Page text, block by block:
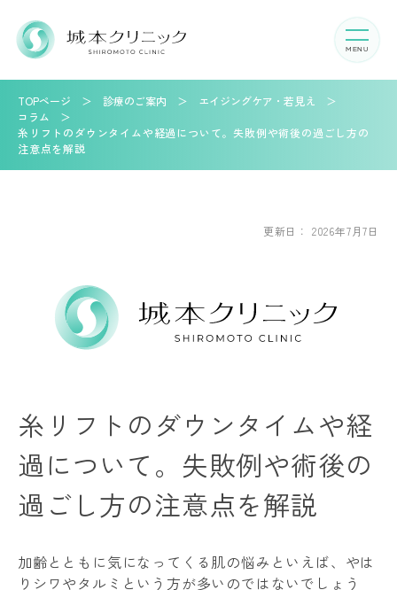
TOPページ 診療のご案内
エイジングケア・若見え
コラム
糸リフトのダウンタイムや経過について。失敗例や術後の過ごし方の
注意点を解説
更新日： 2026年7月7日
糸リフトのダウンタイムや経
過について。失敗例や術後の
過ごし方の注意点を解説
加齢とともに気になってくる肌の悩みといえば、やは
りシワやタルミという方が多いのではないでしょう